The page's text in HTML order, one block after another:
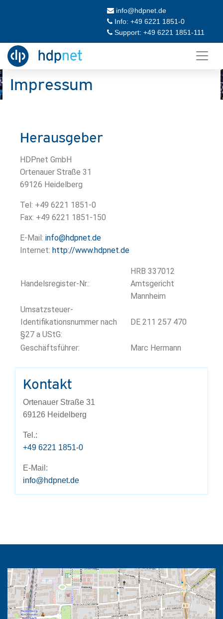
info@hdpnet.de
Info: +49 6221 1851-0
Support: +49 6221 1851-111
Impressum
Herausgeber
HDPnet GmbH
Ortenauer Straße 31
69126 Heidelberg
Tel: +49 6221 1851-0
Fax: +49 6221 1851-150
E-Mail: info@hdpnet.de
Internet: http://www.hdpnet.de
Handelsregister-Nr.:
HRB 337012
Amtsgericht
Mannheim
Umsatzsteuer-
Identifikationsnummer nach
§27 a UStG:
DE 211 257 470
Geschäftsführer: Marc Hermann
Kontakt
Ortenauer Straße 31
69126 Heidelberg
Tel.:
+49 6221 1851-0
E-Mail:
info@hdpnet.de